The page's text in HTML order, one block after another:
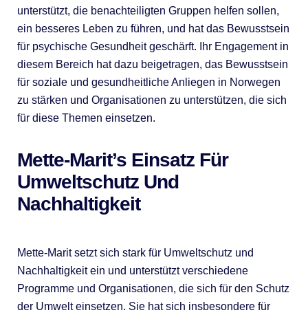
unterstützt, die benachteiligten Gruppen helfen sollen,
ein besseres Leben zu führen, und hat das Bewusstsein
für psychische Gesundheit geschärft. Ihr Engagement in
diesem Bereich hat dazu beigetragen, das Bewusstsein
für soziale und gesundheitliche Anliegen in Norwegen
zu stärken und Organisationen zu unterstützen, die sich
für diese Themen einsetzen.
Mette-Marit’s Einsatz Für
Umweltschutz Und
Nachhaltigkeit
Mette-Marit setzt sich stark für Umweltschutz und
Nachhaltigkeit ein und unterstützt verschiedene
Programme und Organisationen, die sich für den Schutz
der Umwelt einsetzen. Sie hat sich insbesondere für